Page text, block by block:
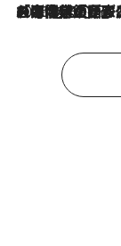
2026.8.3
「今後値上げがあるとすれば…」「リスクがあるのは今年の冬」エネルギー専門家が語る、ホルムズ海峡封鎖が家庭にもたらす“ある心配”